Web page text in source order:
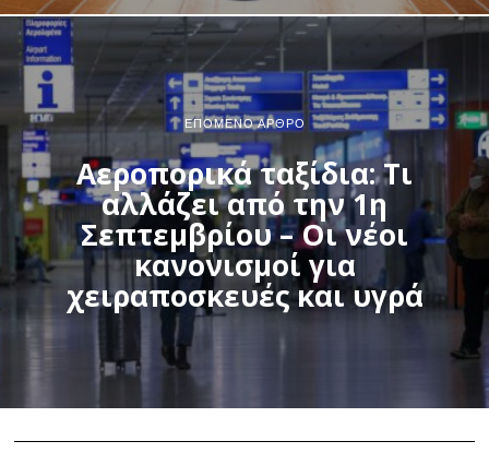
ΕΠΌΜΕΝΟ ΆΡΘΡΟ
Αεροπορικά ταξίδια: Τι
αλλάζει από την 1η
Σεπτεμβρίου – Οι νέοι
κανονισμοί για
χειραποσκευές και υγρά